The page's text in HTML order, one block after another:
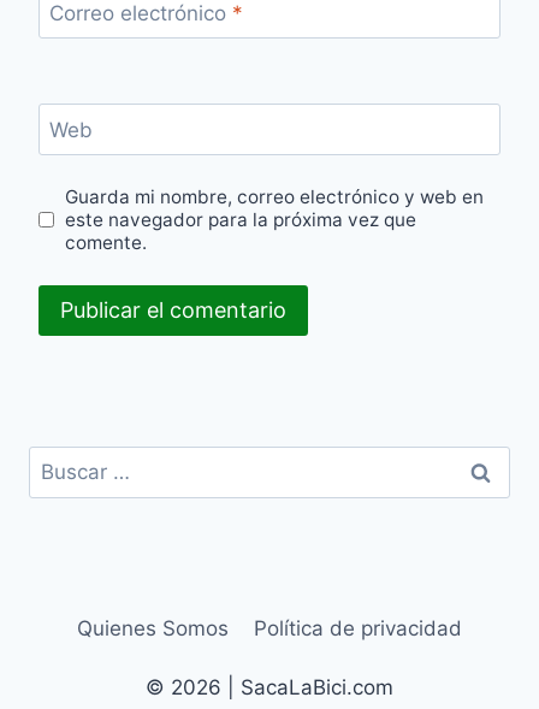
Correo electrónico *
Web
Guarda mi nombre, correo electrónico y web en
este navegador para la próxima vez que
comente.
Buscar:
Quienes Somos Política de privacidad
© 2026 | SacaLaBici.com